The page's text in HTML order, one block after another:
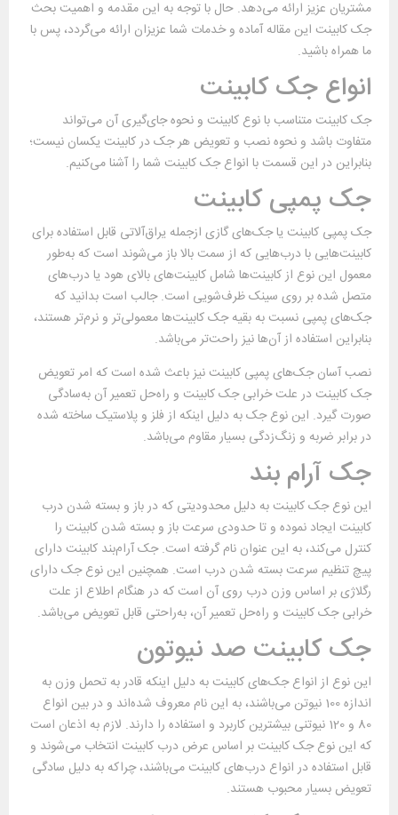
مشتریان عزیز ارائه می‌دهد. حال با توجه به این مقدمه و اهمیت بحث
جک کابینت این مقاله آماده و خدمات شما عزیزان ارائه می‌گردد، پس با
ما همراه باشید.
انواع جک کابینت
جک کابینت متناسب با نوع کابینت و نحوه جای‌گیری آن می‌تواند
متفاوت باشد و نحوه نصب و تعویض هر جک در کابینت یکسان نیست؛
بنابراین در این قسمت با انواع جک کابینت شما را آشنا می‌کنیم.
جک پمپی کابینت
جک پمپی کابینت یا جک‌های گازی ازجمله یراق‌آلاتی قابل استفاده برای
کابینت‌هایی با درب‌هایی که از سمت بالا باز می‌شوند است که به‌طور
معمول این نوع از کابینت‌ها شامل کابینت‌های بالای هود یا درب‌های
متصل شده بر روی سینک ظرف‌شویی است. جالب است بدانید که
جک‌های پمپی نسبت به بقیه جک کابینت‌ها معمولی‌تر و نرم‌تر هستند،
بنابراین استفاده از آن‌ها نیز راحت‌تر می‌باشد.
نصب آسان جک‌های پمپی کابینت نیز باعث شده است که امر تعویض
جک کابینت در علت خرابی جک کابینت و راه‌حل تعمیر آن به‌سادگی
صورت گیرد. این نوع جک به دلیل اینکه از فلز و پلاستیک ساخته شده
در برابر ضربه و زنگ‌زدگی بسیار مقاوم می‌باشد.
جک آرام بند
این نوع جک کابینت به دلیل محدودیتی که در باز و بسته شدن درب
کابینت ایجاد نموده و تا حدودی سرعت باز و بسته شدن کابینت را
کنترل می‌کند، به این عنوان نام گرفته است. جک آرام‌بند کابینت دارای
پیچ تنظیم سرعت بسته شدن درب است. همچنین این نوع جک دارای
رگلاژی بر اساس وزن درب روی آن است که در هنگام اطلاع از علت
خرابی جک کابینت و راه‌حل تعمیر آن، به‌راحتی قابل تعویض می‌باشد.
جک کابینت صد نیوتون
این نوع از انواع جک‌های کابینت به دلیل اینکه قادر به تحمل وزن به
اندازه 100 نیوتن می‌باشند، به این نام معروف شده‌اند و در بین انواع
80 و 120 نیوتنی بیشترین کاربرد و استفاده را دارند. لازم به اذعان است
که این نوع جک کابینت بر اساس عرض درب کابینت انتخاب می‌شوند و
قابل استفاده در انواع درب‌های کابینت می‌باشند، چراکه به دلیل سادگی
تعویض بسیار محبوب هستند.